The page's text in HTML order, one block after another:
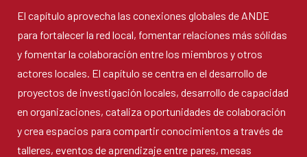
El capítulo aprovecha las conexiones globales de ANDE
para fortalecer la red local, fomentar relaciones más sólidas
y fomentar la colaboración entre los miembros y otros
actores locales. El capítulo se centra en el desarrollo de
proyectos de investigación locales, desarrollo de capacidad
en organizaciones, cataliza oportunidades de colaboración
y crea espacios para compartir conocimientos a través de
talleres, eventos de aprendizaje entre pares, mesas